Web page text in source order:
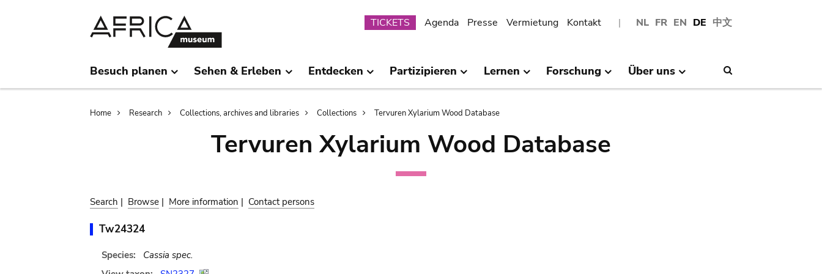
NL FR EN DE 中文
Submenu
TICKETS Agenda Presse Vermietung Kontakt
Besuch planen Sehen & Erleben Entdecken Partizipieren Lernen Forschung Über uns
Breadcrumb
Home Research Collections, archives and libraries Collections Tervuren Xylarium Wood Database
Tervuren Xylarium Wood Database
Search | Browse | More information | Contact persons
Tw24324
Species:
Cassia spec.